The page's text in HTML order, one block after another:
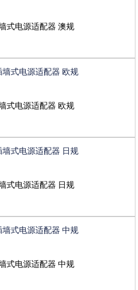
式电源适配器 澳规
式电源适配器 欧规
式电源适配器 日规
式电源适配器 中规